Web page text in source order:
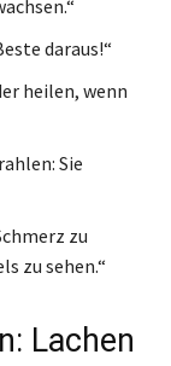
daraus!“
heilen, wenn
Sie
zu
zu sehen.“
Lachen